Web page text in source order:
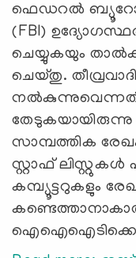
ഫെഡറൽ ബ്യൂറോ
(FBI)
ചെയ്യുകയും
ചെയ്തു.
സാമ്പത്തിക
സ്റ്റാഫ്
കമ്പ്യൂട്ടറുകളും